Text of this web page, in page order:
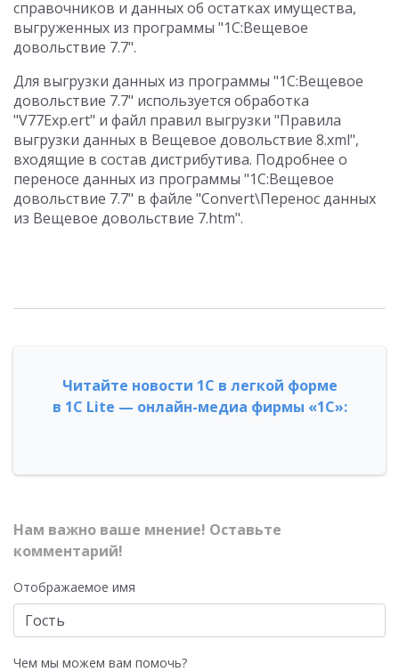
справочников и данных об остатках имущества,
выгруженных из программы "1С:Вещевое
довольствие 7.7".
Для выгрузки данных из программы "1С:Вещевое
довольствие 7.7" используется обработка
"V77Exp.ert" и файл правил выгрузки "Правила
выгрузки данных в Вещевое довольствие 8.xml",
входящие в состав дистрибутива. Подробнее о
переносе данных из программы "1С:Вещевое
довольствие 7.7" в файле "Convert\Перенос данных
из Вещевое довольствие 7.htm".
Читайте новости 1С в легкой форме
в 1С Lite — онлайн-медиа фирмы «1С»:
Нам важно ваше мнение! Оставьте
комментарий!
Отображаемое имя
Чем мы можем вам помочь?